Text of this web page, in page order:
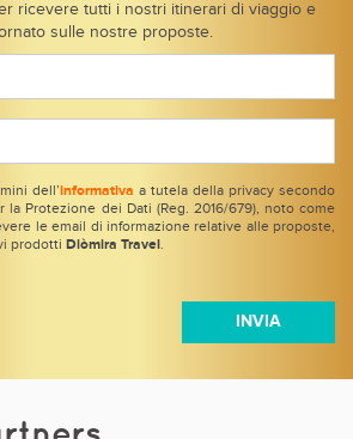
ricevere tutti i nostri itinerari di viaggio e
sulle nostre proposte.
dell’ informativa a tutela della privacy secondo
la Protezione dei Dati (Reg. 2016/679), noto come
le email di informazione relative alle proposte,
prodotti Diòmira Travel .